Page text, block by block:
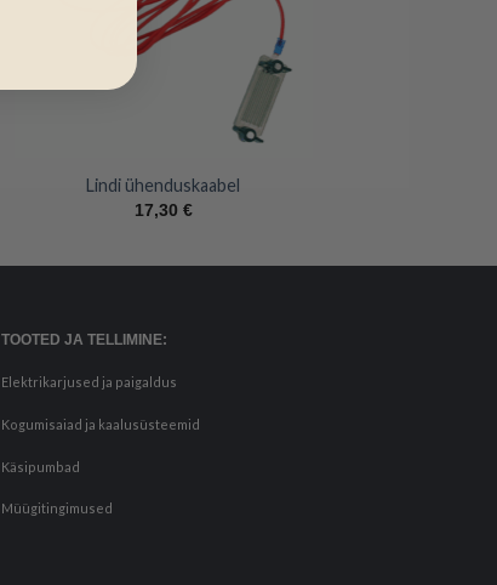
Lindi ühenduskaabel
17,30 €
TOOTED JA TELLIMINE:
Elektrikarjused ja paigaldus
Kogumisaiad ja kaalusüsteemid
Käsipumbad
Müügitingimused